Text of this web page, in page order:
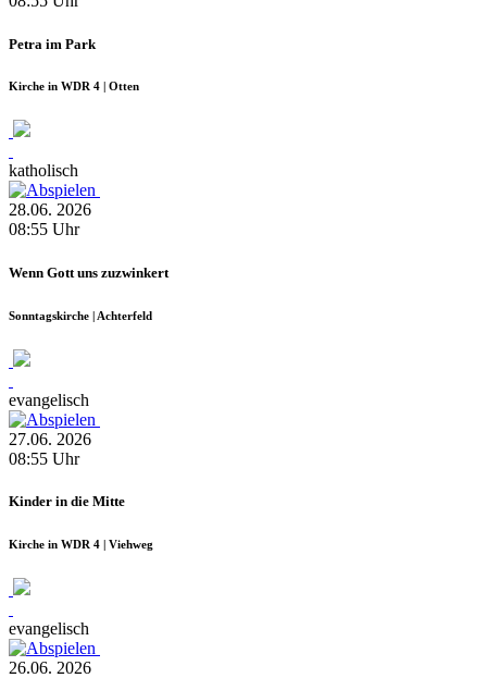
Petra im Park
Kirche in WDR 4 | Otten
katholisch
28.06. 2026
08:55 Uhr
Wenn Gott uns zuzwinkert
Sonntagskirche | Achterfeld
evangelisch
27.06. 2026
08:55 Uhr
Kinder in die Mitte
Kirche in WDR 4 | Viehweg
evangelisch
26.06. 2026